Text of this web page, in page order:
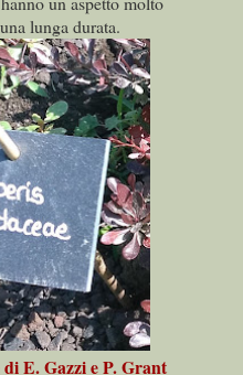
lunga durata.
E. Gazzi e P. Grant